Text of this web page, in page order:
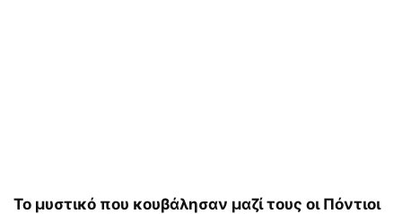
Το μυστικό που κουβάλησαν μαζί τους οι Πόντιοι